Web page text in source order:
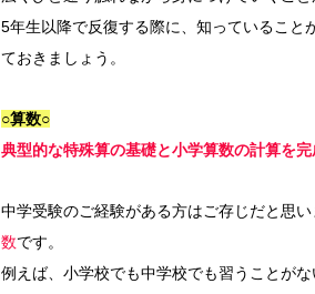
5年生以降で反復する際に、知っていること
ておきましょう。
○算数○
典型的な特殊算の基礎と小学算数の計算を完
中学受験のご経験がある方はご存じだと思い
数です。
例えば、小学校でも中学校でも習うことが